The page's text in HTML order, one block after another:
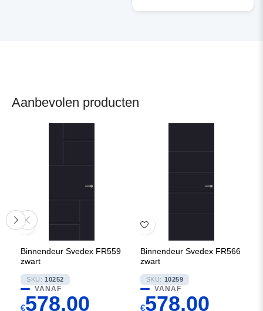
Aanbevolen producten
Binnendeur Svedex FR559
zwart
SKU: 10252
VANAF
€578,00
Binnendeur Svedex FR566
zwart
SKU: 10259
VANAF
€578,00